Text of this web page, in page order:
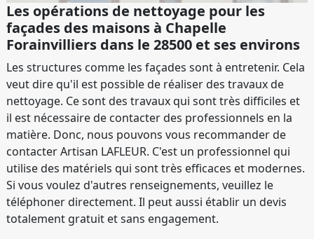
Les opérations de nettoyage pour les
façades des maisons à Chapelle
Forainvilliers dans le 28500 et ses environs
Les structures comme les façades sont à entretenir. Cela
veut dire qu'il est possible de réaliser des travaux de
nettoyage. Ce sont des travaux qui sont très difficiles et
il est nécessaire de contacter des professionnels en la
matière. Donc, nous pouvons vous recommander de
contacter Artisan LAFLEUR. C'est un professionnel qui
utilise des matériels qui sont très efficaces et modernes.
Si vous voulez d'autres renseignements, veuillez le
téléphoner directement. Il peut aussi établir un devis
totalement gratuit et sans engagement.